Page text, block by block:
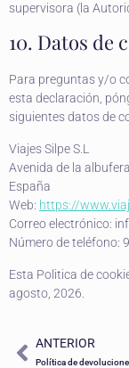
supervisora (la
10. Datos de
Para preguntas y/o
esta declaración,
siguientes datos de
Viajes Silpe S.L
Avenida de la
España
Web: https://
Correo electrónico:
Número de teléfono:
Esta Politica de
agosto, 2026.
ANTERIOR
Política de